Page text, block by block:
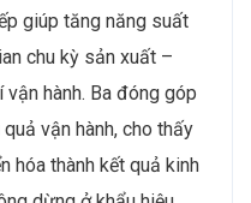
giúp tăng năng suất
chu kỳ sản xuất –
hành. Ba đóng góp
vận hành, cho thấy
hóa thành kết quả kinh